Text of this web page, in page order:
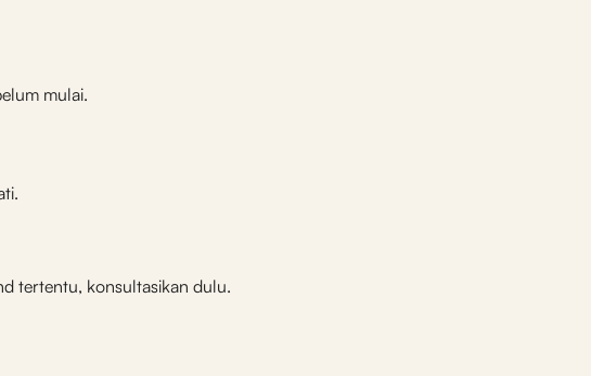
mulai.
tertentu, konsultasikan dulu.